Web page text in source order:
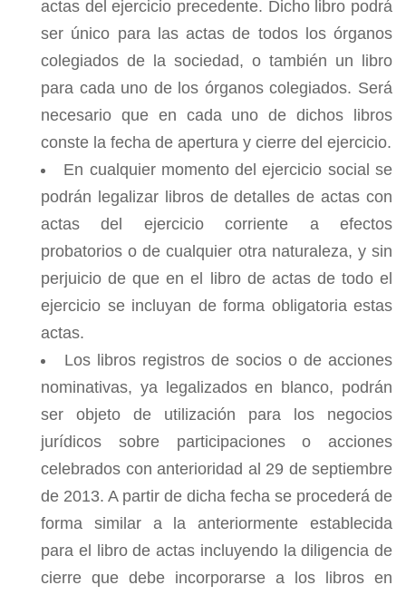
actas del ejercicio precedente. Dicho libro podrá
ser único para las actas de todos los órganos
colegiados de la sociedad, o también un libro
para cada uno de los órganos colegiados. Será
necesario que en cada uno de dichos libros
conste la fecha de apertura y cierre del ejercicio.
En cualquier momento del ejercicio social se
podrán legalizar libros de detalles de actas con
actas del ejercicio corriente a efectos
probatorios o de cualquier otra naturaleza, y sin
perjuicio de que en el libro de actas de todo el
ejercicio se incluyan de forma obligatoria estas
actas.
Los libros registros de socios o de acciones
nominativas, ya legalizados en blanco, podrán
ser objeto de utilización para los negocios
jurídicos sobre participaciones o acciones
celebrados con anterioridad al 29 de septiembre
de 2013. A partir de dicha fecha se procederá de
forma similar a la anteriormente establecida
para el libro de actas incluyendo la diligencia de
cierre que debe incorporarse a los libros en